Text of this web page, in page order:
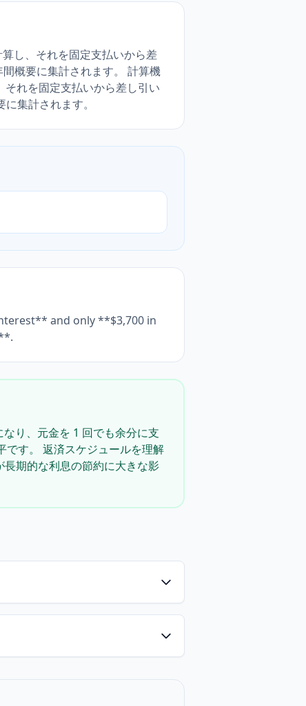
し、それを固定支払いから差
概要に集計されます。 計算機
れを固定支払いから差し引い
集計されます。
and only **$3,700 in
り、元金を 1 回でも余分に支
です。 返済スケジュールを理解
期的な利息の節約に大きな影